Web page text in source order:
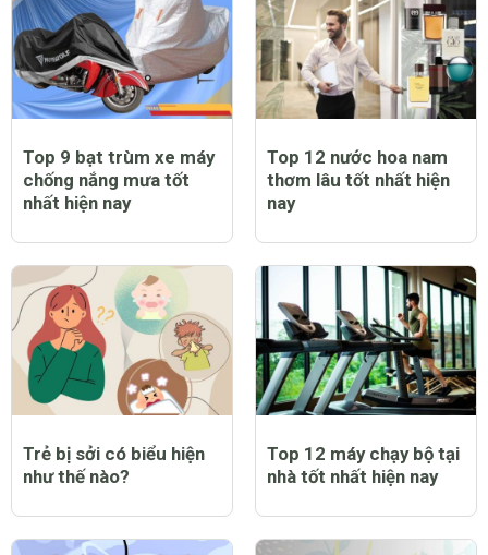
Trẻ bị sốt có tiêm
và lưu ý dành cho cha
mẹ
Trẻ bị sởi có ngứa
đầy bất ngờ
chống nắng mưa tốt
nhất hiện nay
thơm lâu tốt nhất hiện
nay